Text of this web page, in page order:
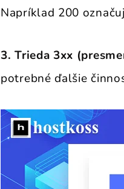
Napríklad 200
3. Trieda 3xx
potrebné ďalšie